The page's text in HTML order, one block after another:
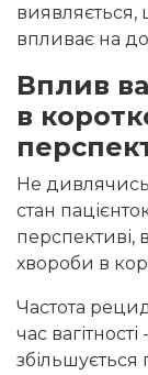
виявляється,
впливає на
Вплив
в
Не дивлячись
стан
перспективі,
хвороби в
Частота
час